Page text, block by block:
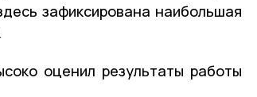
зафиксирована наибольшая
оценил результаты работы